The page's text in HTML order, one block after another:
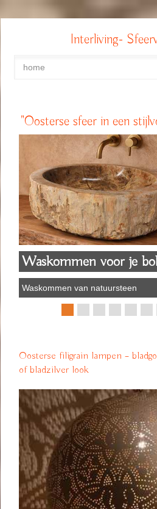
Interliving-
"Oosterse sfeer in een
Waskommen voor je
Waskommen van natuursteen
Oosterse filigrain lampen –
of bladzilver look